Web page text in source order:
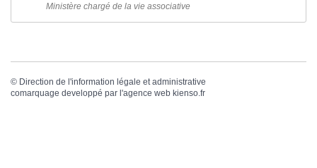
Ministère chargé de la vie associative
© Direction de l'information légale et administrative
comarquage developpé par l'agence web kienso.fr